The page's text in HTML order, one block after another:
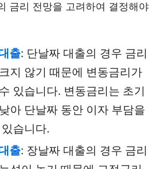
금리 전망을 고려하여 결정해야
출: 단날짜 대출의 경우 금리
지 않기 때문에 변동금리가
있습니다. 변동금리는 초기
아 단날짜 동안 이자 부담을
습니다.
출: 장날짜 대출의 경우 금리